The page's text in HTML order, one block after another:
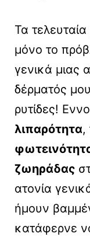
Τα
μόνο το
γενικά μιας
δέρματός
ρυτίδες!
λιπαρότητα,
ζωηράδας
ατονία
ήμουν
κατάφερνε